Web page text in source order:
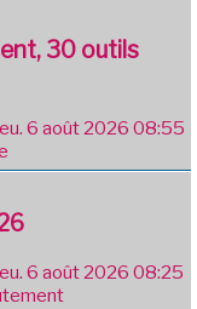
30 outils
6 août 2026 08:55
6 août 2026 08:25